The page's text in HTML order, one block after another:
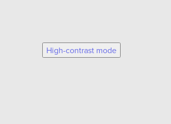
High-contrast mode